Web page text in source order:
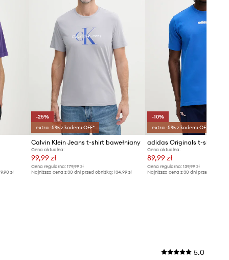
zł
-25%
extra -5% z kodem: OFF*
Calvin Klein Jeans t-shirt bawełniany
Cena aktualna:
99,99 zł
Cena regularna:179,99 zł
Najniższa cena z 30 dni przed obniżką:134,99 zł
-10%
extra -5% z kodem: OFF*
Cena aktualna:
89,99 zł
Cena regularna: 139,99 zł
Najniższa cena z 30 dni przed obniżką:
5.0